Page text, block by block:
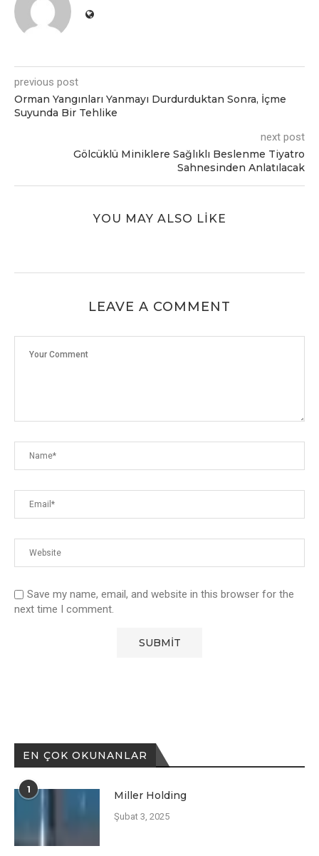
previous post
Orman Yangınları Yanmayı Durdurduktan Sonra, İçme
Suyunda Bir Tehlike
next post
Gölcüklü Miniklere Sağlıklı Beslenme Tiyatro
Sahnesinden Anlatılacak
YOU MAY ALSO LIKE
LEAVE A COMMENT
Save my name, email, and website in this browser for the
next time I comment.
EN ÇOK OKUNANLAR
1 Miller Holding
Şubat 3, 2025